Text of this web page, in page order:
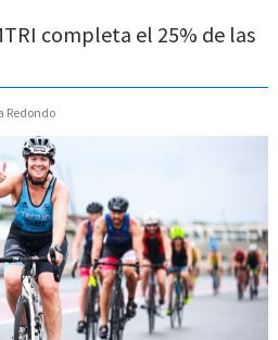
completa el 25% de las
Redondo